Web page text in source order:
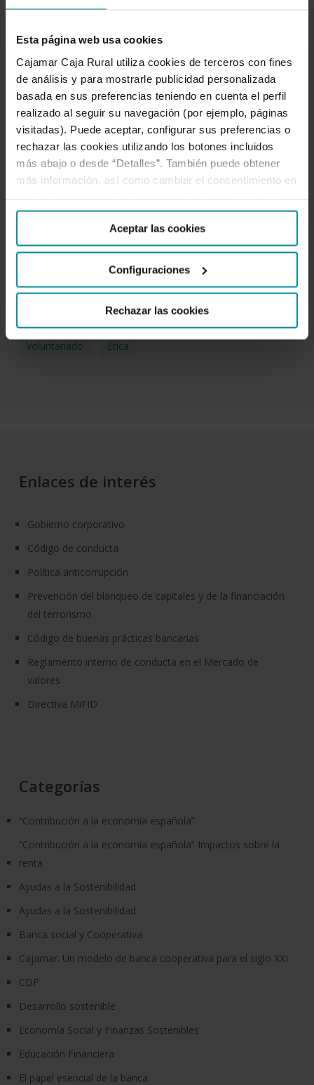
Esta página web usa cookies
Cajamar Caja Rural utiliza cookies de terceros con fines
de análisis y para mostrarle publicidad personalizada
basada en sus preferencias teniendo en cuenta el perfil
realizado al seguir su navegación (por ejemplo, páginas
visitadas). Puede aceptar, configurar sus preferencias o
rechazar las cookies utilizando los botones incluidos
más abajo o desde “Detalles”. También puede obtener
más información, así como cambiar el consentimiento en
Aceptar las cookies
Configuraciones
Rechazar las cookies
Educación Financiera Eficiencia Energética
El Papel Esencial De La Banca Empleo
Emprendimiento Estudios Finanzas Inclusivas
GCC Gobierno Corporativo Igualdad
ISR Medio Rural
Pacto Mundial Publicaciones Solidaridad
Sostenibilidad Tecnología
Transferencia Del Conocimiento Transparencia
Voluntariado Ética
Enlaces de interés
Gobierno corporativo
Código de conducta
Política anticorrupción
Prevención del blanqueo de capitales y de la financiación
del terrorismo
Código de buenas prácticas bancarias
Reglamento interno de conducta en el Mercado de
valores
Directiva MiFID
Categorías
“Contribución a la economía española”
“Contribución a la economía española” Impactos sobre la
renta
Ayudas a la Sostenibilidad
Ayudas a la Sostenibilidad
Banca social y Cooperativa
Cajamar. Un modelo de banca cooperativa para el siglo XXI
CDP
Desarrollo sostenible
Economía Social y Finanzas Sostenibles
Educación Financiera
El papel esencial de la banca